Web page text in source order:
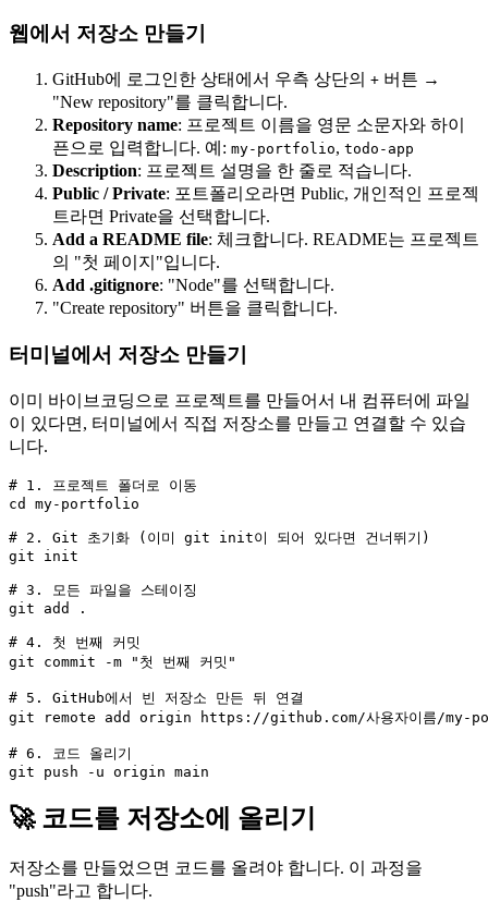
웹에서 저장소 만들기
GitHub에 로그인한 상태에서 우측 상단의 + 버튼 →
"New repository"를 클릭합니다.
Repository name: 프로젝트 이름을 영문 소문자와 하이
픈으로 입력합니다. 예: my-portfolio, todo-app
Description: 프로젝트 설명을 한 줄로 적습니다.
Public / Private: 포트폴리오라면 Public, 개인적인 프로젝
트라면 Private을 선택합니다.
Add a README file: 체크합니다. README는 프로젝트
의 "첫 페이지"입니다.
Add .gitignore: "Node"를 선택합니다.
"Create repository" 버튼을 클릭합니다.
터미널에서 저장소 만들기
이미 바이브코딩으로 프로젝트를 만들어서 내 컴퓨터에 파일
이 있다면, 터미널에서 직접 저장소를 만들고 연결할 수 있습
니다.
# 1. 프로젝트 폴더로 이동
cd my-portfolio
# 2. Git 초기화 (이미 git init이 되어 있다면 건너뛰기)
git init
# 3. 모든 파일을 스테이징
git add .
# 4. 첫 번째 커밋
git commit -m "첫 번째 커밋"
# 5. GitHub에서 빈 저장소 만든 뒤 연결
git remote add origin https://github.com/사용자이름/
# 6. 코드 올리기
🚀 코드를 저장소에 올리기
저장소를 만들었으면 코드를 올려야 합니다. 이 과정을
"push"라고 합니다.